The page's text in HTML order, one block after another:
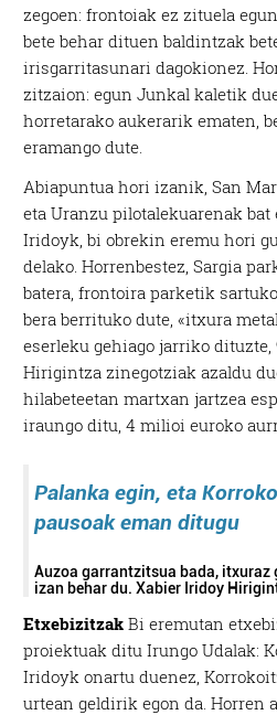
zegoen: frontoiak ez zituela
bete behar dituen baldintzak
irisgarritasunari dagokionez.
zitzaion: egun Junkal kaletik
horretarako aukerarik ematen,
eramango dute.
Abiapuntua hori izanik, San
eta Uranzu pilotalekuarenak bat
Iridoyk, bi obrekin eremu hori
delako. Horrenbestez, Sargia
batera, frontoira parketik
bera berrituko dute, «itxura
eserleku gehiago jarriko dituzte,
Hirigintza zinegotziak azaldu
hilabeteetan martxan jartzea
iraungo ditu, 4 milioi euroko
Palanka egin, eta
pausoak eman ditugu
Auzoa garrantzitsua bada, itxuraz
izan behar du. Xabier Iridoy
Etxebizitzak Bi eremutan
proiektuak ditu Irungo Udalak:
Iridoyk onartu duenez,
urtean geldirik egon da. Horren